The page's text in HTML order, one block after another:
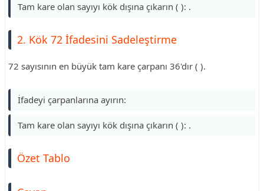
Tam kare olan sayıyı kök dışına çıkarın ( ): .
2. Kök 72 İfadesini Sadeleştirme
72 sayısının en büyük tam kare çarpanı 36'dır ( ).
İfadeyi çarpanlarına ayırın:
Tam kare olan sayıyı kök dışına çıkarın ( ): .
Özet Tablo